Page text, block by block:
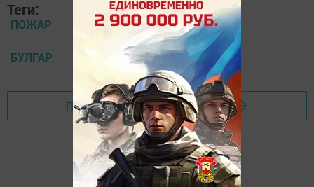
Теги:
ПОЖАР
БУЛГАР
Перейти на страницу новости